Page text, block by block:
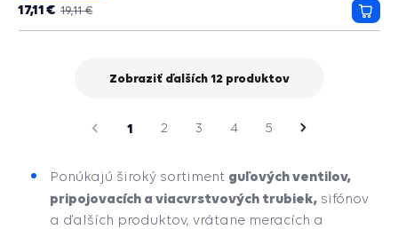
19,11 €
17,11 €
do
Zobraziť ďalších 12 produktov
1 2 3 4 5
Nasledujúca
Ponúkajú široký sortiment guľových ventilov,
pripojovacích a viacvrstvových trubiek, sifónov
a ďalších produktov, vrátane meracích a